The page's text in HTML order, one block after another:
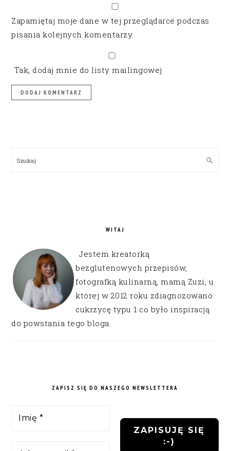
Zapamiętaj moje dane w tej przeglądarce podczas
pisania kolejnych komentarzy.
Tak, dodaj mnie do listy mailingowej
Szukaj
WITAJ
Jestem kreatorką
bezglutenowych przepisów,
fotografką kulinarną, mamą Zuzi, u
której w 2012 roku zdiagnozowano
cukrzycę typu 1 co było inspiracją
do powstania tego bloga.
ZAPISZ SIĘ DO NASZEGO NEWSLETTERA